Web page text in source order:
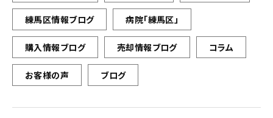
練馬区情報ブログ 病院「練馬区」
購入情報ブログ 売却情報ブログ コラム
お客様の声 ブログ